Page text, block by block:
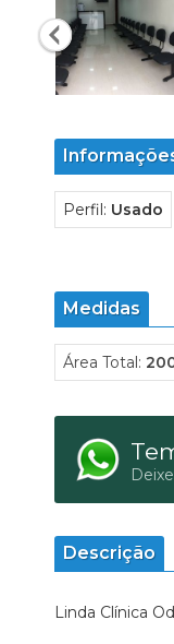
Perfil: Usado
Medidas
Área Total:
Descrição
Linda Clínica